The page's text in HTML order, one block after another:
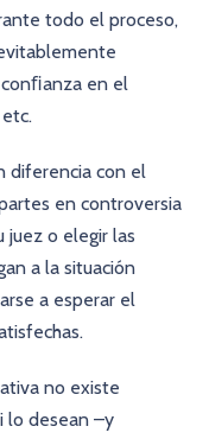
todo el proceso,
en el
diferencia con el
en controversia
juez o elegir las
a la situación
a esperar el
no existe
lo desean –y